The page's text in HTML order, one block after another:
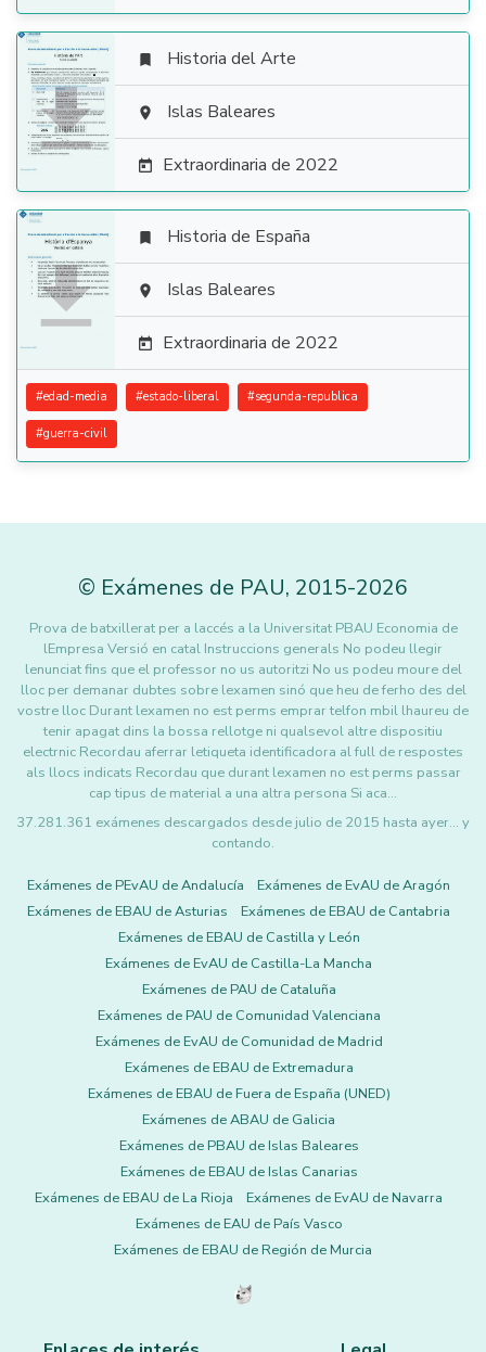

 Historia del Arte
 Islas Baleares
 Extraordinaria de 2022

 Historia de España
 Islas Baleares
 Extraordinaria de 2022
#edad-media #estado-liberal #segunda-republica
#guerra-civil
© Exámenes de PAU, 2015-2026
Prova de batxillerat per a laccés a la Universitat PBAU Economia de
lEmpresa Versió en catal Instruccions generals No podeu llegir
lenunciat fins que el professor no us autoritzi No us podeu moure del
lloc per demanar dubtes sobre lexamen sinó que heu de ferho des del
vostre lloc Durant lexamen no est perms emprar telfon mbil lhaureu de
tenir apagat dins la bossa rellotge ni qualsevol altre dispositiu
electrnic Recordau aferrar letiqueta identificadora al full de respostes
als llocs indicats Recordau que durant lexamen no est perms passar
cap tipus de material a una altra persona Si aca…
37.281.361 exámenes descargados desde julio de 2015 hasta ayer... y
contando.
Exámenes de PEvAU de Andalucía
Exámenes de EvAU de Aragón
Exámenes de EBAU de Asturias
Exámenes de EBAU de Cantabria
Exámenes de EBAU de Castilla y León
Exámenes de EvAU de Castilla-La Mancha
Exámenes de PAU de Cataluña
Exámenes de PAU de Comunidad Valenciana
Exámenes de EvAU de Comunidad de Madrid
Exámenes de EBAU de Extremadura
Exámenes de EBAU de Fuera de España (UNED)
Exámenes de ABAU de Galicia
Exámenes de PBAU de Islas Baleares
Exámenes de EBAU de Islas Canarias
Exámenes de EBAU de La Rioja
Exámenes de EvAU de Navarra
Exámenes de EAU de País Vasco
Exámenes de EBAU de Región de Murcia